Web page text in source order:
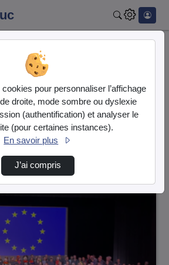
pour personnaliser l’affichage
droite, mode sombre ou dyslexie
(authentification) et analyser le
(pour certaines instances).
En savoir plus
J’ai compris